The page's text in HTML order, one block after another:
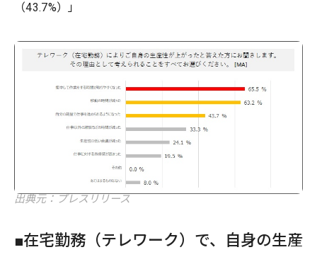
（43.7%）」
出典元：プレスリリース
■在宅勤務（テレワーク）で、自身の生産